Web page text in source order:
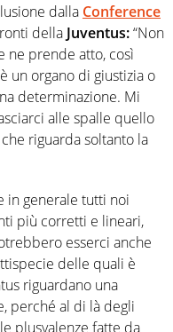
dalla Conference
della Juventus:“Non
ne prende atto, così
un organo di giustizia o
determinazione. Mi
alle spalle quello
riguarda soltanto la
in generale tutti noi
più corretti e lineari,
esserci anche
delle quali è
riguardano una
perché al di là degli
plusvalenze fatte da